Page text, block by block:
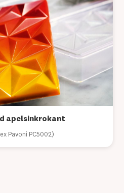
apelsinkrokant
Pavoni PC5002)